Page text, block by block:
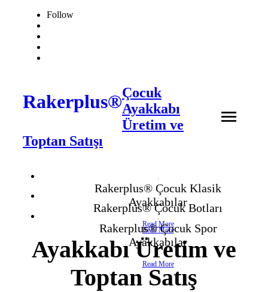
Follow
Rakerplus®Çocuk
Ayakkabı
Üretim ve
Toptan Satışı
Hakkımızda
Rakerplus® Çocuk Klasik
Ayakkabılar
Read More
Rakerplus® Çocuk Botları
Read More
Rakerplus® Çocuk Spor
Ayakkabılar
Read More
Ayakkabı Üretim ve
Toptan Satış